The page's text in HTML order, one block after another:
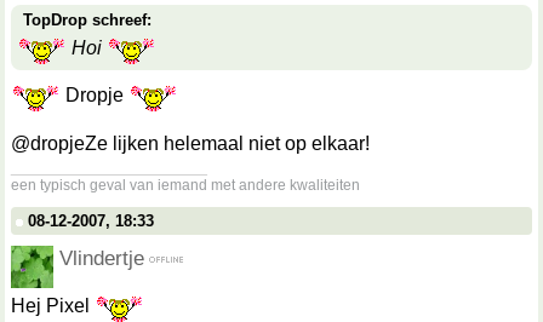
TopDrop schreef:
Hoi
Dropje
@dropjeZe lijken helemaal niet op elkaar!
een typisch geval van iemand met andere kwaliteiten
08-12-2007, 18:33
Vlindertje
Hej Pixel